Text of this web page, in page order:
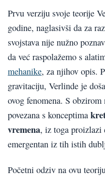
Prvu verziju svoje teorije
godine, naglasivši da za
svojstava nije nužno
da već raspolažemo s
mehanike, za njihov opis.
gravitaciju, Verlinde je
ovog fenomena. S
povezana s konceptima
vremena, iz toga proizlazi
emergentan iz tih istih
Početni odziv na ovu